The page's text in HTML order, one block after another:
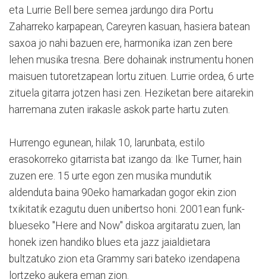
eta Lurrie Bell bere semea jardungo dira Portu
Zaharreko karpapean, Careyren kasuan, hasiera batean
saxoa jo nahi bazuen ere, harmonika izan zen bere
lehen musika tresna. Bere dohainak instrumentu honen
maisuen tutoretzapean lortu zituen. Lurrie ordea, 6 urte
zituela gitarra jotzen hasi zen. Heziketan bere aitarekin
harremana zuten irakasle askok parte hartu zuten.
Hurrengo egunean, hilak 10, larunbata, estilo
erasokorreko gitarrista bat izango da: Ike Turner, hain
zuzen ere. 15 urte egon zen musika mundutik
aldenduta baina 90eko hamarkadan gogor ekin zion
txikitatik ezagutu duen unibertso honi. 2001ean funk-
blueseko "Here and Now" diskoa argitaratu zuen, lan
honek izen handiko blues eta jazz jaialdietara
bultzatuko zion eta Grammy sari bateko izendapena
lortzeko aukera eman zion.